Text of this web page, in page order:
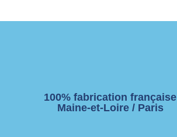
100% fabrication française
Maine-et-Loire / Paris